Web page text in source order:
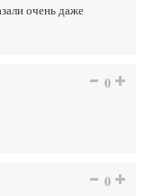
очень даже
0
0